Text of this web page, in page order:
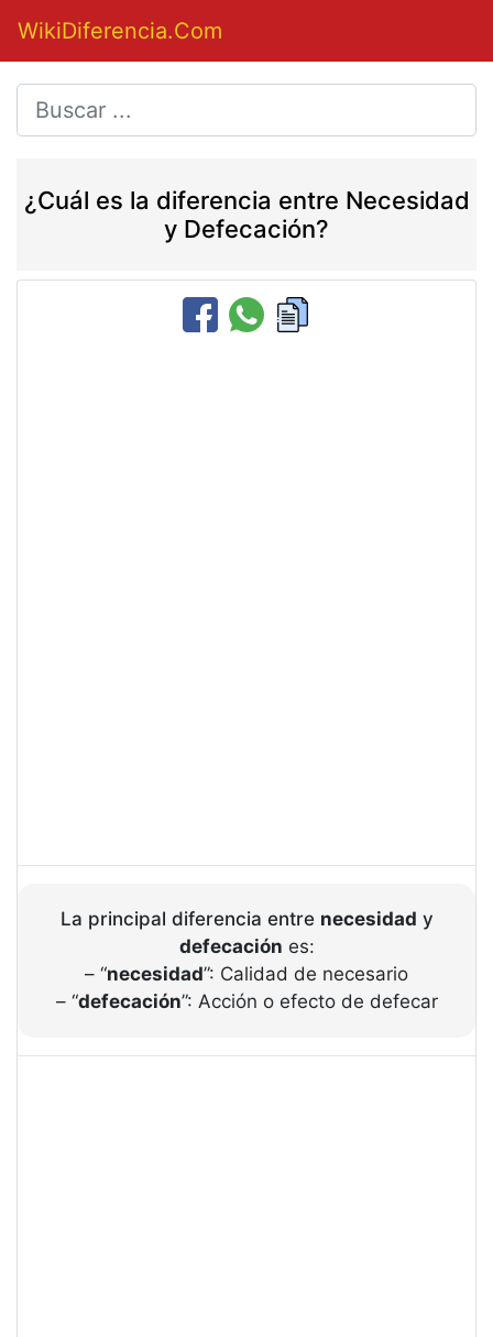
WikiDiferencia.Com
¿Cuál es la diferencia entre Necesidad
y Defecación?
La principal diferencia entre necesidad y
defecación es:
– “necesidad”: Calidad de necesario
– “defecación”: Acción o efecto de defecar